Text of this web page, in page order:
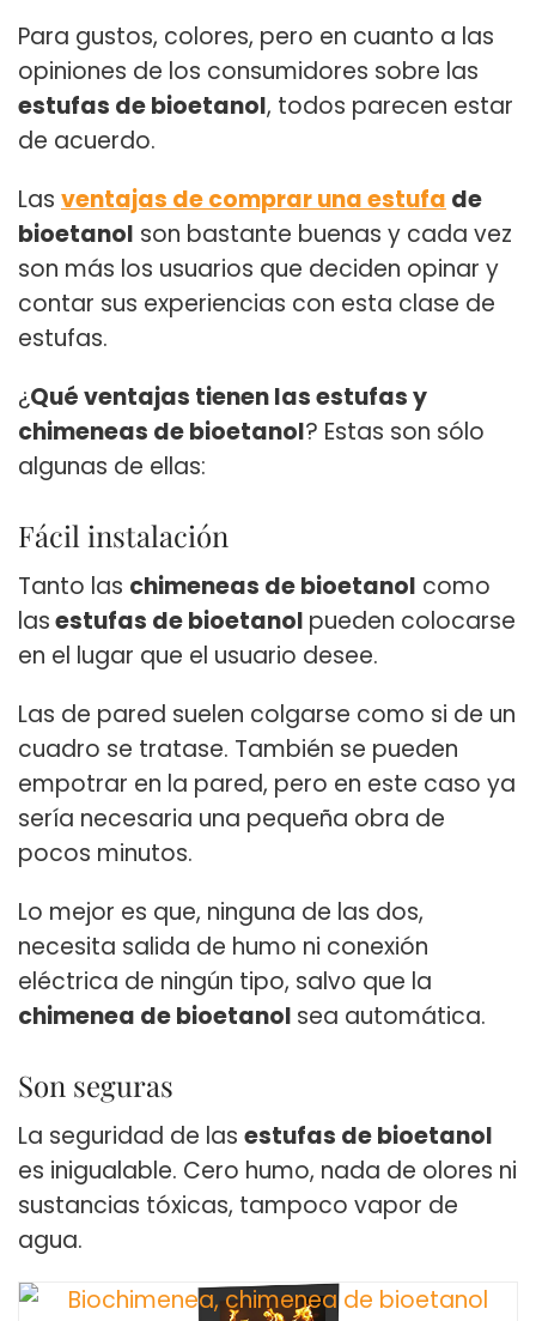
Para gustos, colores, pero en cuanto a las
opiniones de los consumidores sobre las
estufas de bioetanol, todos parecen estar
de acuerdo.
Las ventajas de comprar una estufa de
bioetanol son bastante buenas y cada vez
son más los usuarios que deciden opinar y
contar sus experiencias con esta clase de
estufas.
¿Qué ventajas tienen las estufas y
chimeneas de bioetanol? Estas son sólo
algunas de ellas:
Fácil instalación
Tanto las chimeneas de bioetanol como
lasestufas de bioetanol pueden colocarse
en el lugar que el usuario desee.
Las de pared suelen colgarse como si de un
cuadro se tratase. También se pueden
empotrar en la pared, pero en este caso ya
sería necesaria una pequeña obra de
pocos minutos.
Lo mejor es que, ninguna de las dos,
necesita salida de humo ni conexión
eléctrica de ningún tipo, salvo que la
chimenea de bioetanol sea automática.
Son seguras
La seguridad de las estufas de bioetanol
es inigualable. Cero humo, nada de olores ni
sustancias tóxicas, tampoco vapor de
agua.